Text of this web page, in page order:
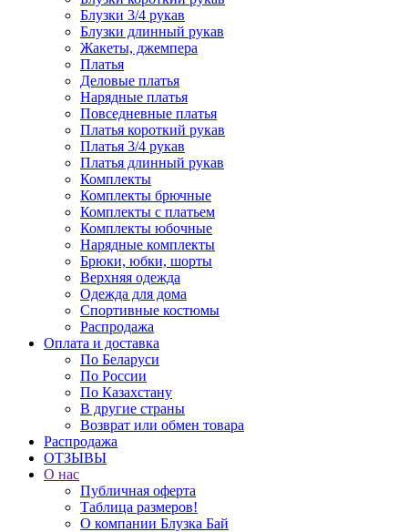
Блузки 3/4 рукав
Блузки длинный рукав
Жакеты, джемпера
Платья
Деловые платья
Нарядные платья
Повседневные платья
Платья короткий рукав
Платья 3/4 рукав
Платья длинный рукав
Комплекты
Комплекты брючные
Комплекты с платьем
Комплекты юбочные
Нарядные комплекты
Брюки, юбки, шорты
Верхняя одежда
Одежда для дома
Спортивные костюмы
Распродажа
Оплата и доставка
По Беларуси
По России
По Казахстану
В другие страны
Возврат или обмен товара
Распродажа
ОТЗЫВЫ
О нас
Публичная оферта
Таблица размеров!
О компании Блузка Бай